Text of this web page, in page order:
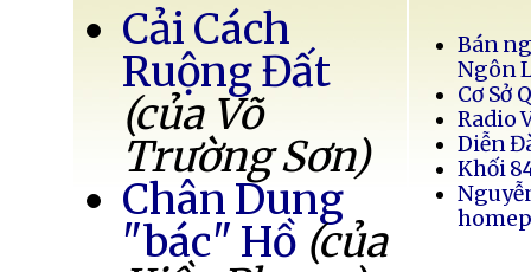
Cải Cách
Ruộng Đất
(của Võ
Trường Sơn)
Chân Dung
"bác" Hồ (của
Bán
Ngôn
Cơ Sở
Radio
Diễn
Khối